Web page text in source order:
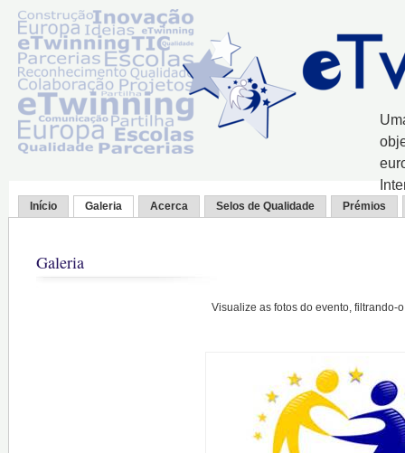
Início Galeria Acerca Selos de Qualidade Prémios
Galeria
Visualize as fotos do evento, filtrando-